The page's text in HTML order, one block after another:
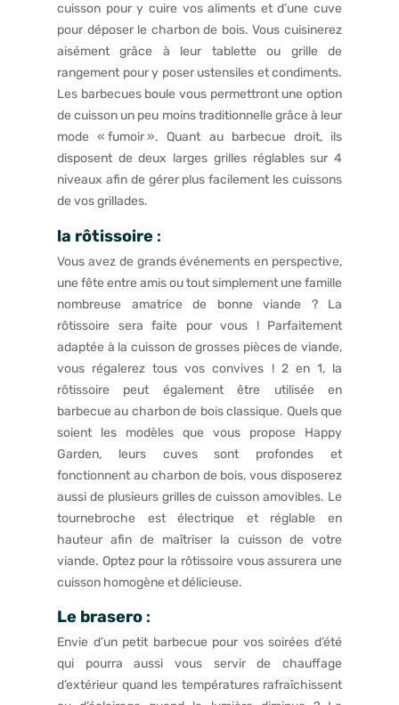
cuisson pour y cuire vos aliments et d’une cuve
pour déposer le charbon de bois. Vous cuisinerez
aisément grâce à leur tablette ou grille de
rangement pour y poser ustensiles et condiments.
Les barbecues boule vous permettront une option
de cuisson un peu moins traditionnelle grâce à leur
mode « fumoir ». Quant au barbecue droit, ils
disposent de deux larges grilles réglables sur 4
niveaux afin de gérer plus facilement les cuissons
de vos grillades.
la rôtissoire :
Vous avez de grands événements en perspective,
une fête entre amis ou tout simplement une famille
nombreuse amatrice de bonne viande ? La
rôtissoire sera faite pour vous ! Parfaitement
adaptée à la cuisson de grosses pièces de viande,
vous régalerez tous vos convives ! 2 en 1, la
rôtissoire peut également être utilisée en
barbecue au charbon de bois classique. Quels que
soient les modèles que vous propose Happy
Garden, leurs cuves sont profondes et
fonctionnent au charbon de bois, vous disposerez
aussi de plusieurs grilles de cuisson amovibles. Le
tournebroche est électrique et réglable en
hauteur afin de maîtriser la cuisson de votre
viande. Optez pour la rôtissoire vous assurera une
cuisson homogène et délicieuse.
Le brasero :
Envie d’un petit barbecue pour vos soirées d’été
qui pourra aussi vous servir de chauffage
d’extérieur quand les températures rafraîchissent